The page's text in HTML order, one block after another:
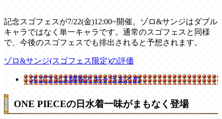
記念スゴフェスが7/22(金)12:00~開催。ゾロ&サンジはダブル
キャラではなく単一キャラです。通常のスゴフェスと同様
で、今後のスゴフェスでも排出されると予想されます。
ゾロ&サンジ(スゴフェス限定)の評価
スゴフェス情報とキャラまとめ
ONE PIECEの日水着一味がまもなく登場